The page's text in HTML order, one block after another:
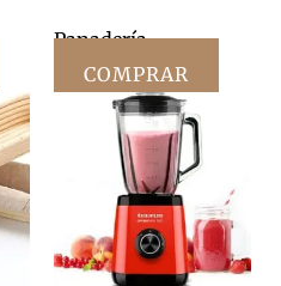
Panadería
COMPRAR